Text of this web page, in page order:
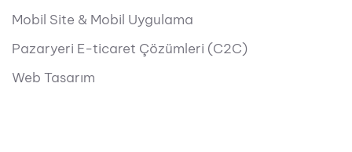
Mobil Site & Mobil Uygulama
Pazaryeri E-ticaret Çözümleri (C2C)
Web Tasarım